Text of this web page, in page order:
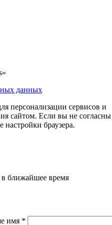
данных
персонализации сервисов и
сайтом. Если вы не согласны
настройки браузера.
ближайшее время
имя *